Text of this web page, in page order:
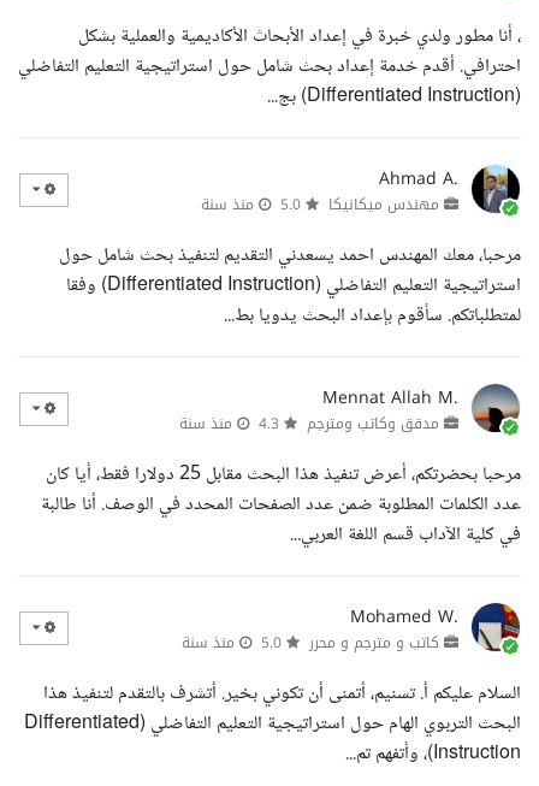
، أنا مطور ولدي خبرة في إعداد الأبحاث الأكاديمية والعملية بشكل
احترافي. أقدم خدمة إعداد بحث شامل حول استراتيجية التعليم التفاضلي
(Differentiated Instruction) بج...
Ahmad A.
مهندس ميكانيكا منذ سنة
مرحبا، معك المهندس احمد يسعدني التقديم لتنفيذ بحث شامل حول
استراتيجية التعليم التفاضلي (Differentiated Instruction) وفقا
لمتطلباتكم. سأقوم بإعداد البحث يدويا بط...
Mennat Allah M.
مدقق وكاتب ومترجم منذ سنة
مرحبا بحضرتكم، أعرض تنفيذ هذا البحث مقابل 25 دولارا فقط، أيا كان
عدد الكلمات المطلوبة ضمن عدد الصفحات المحدد في الوصف. أنا طالبة
في كلية الآداب قسم اللغة العربي...
Mohamed W.
كاتب و مترجم و محرر منذ سنة
السلام عليكم أ. تسنيم، أتمنى أن تكوني بخير. أتشرف بالتقدم لتنفيذ هذا
البحث التربوي الهام حول استراتيجية التعليم التفاضلي (Differentiated
Instruction)، وأتفهم تم...